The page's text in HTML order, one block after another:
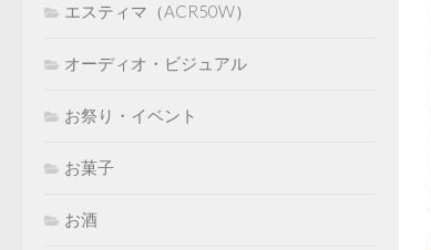
エスティマ（ACR50W）
オーディオ・ビジュアル
お祭り・イベント
お菓子
お酒